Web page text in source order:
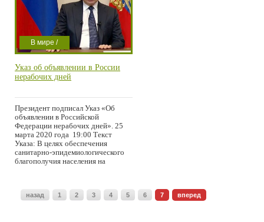
В мире /
Проишествие
Указ об объявлении в России
нерабочих дней
Президент подписал Указ «Об
объявлении в Российской
Федерации нерабочих дней». 25
марта 2020 года 19:00 Текст
Указа: В целях обеспечения
санитарно-эпидемиологического
благополучия населения на
назад 1 2 3 4 5 6 7 вперед